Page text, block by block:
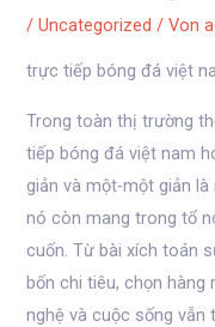
/Uncategorized / Von
trực tiếp bóng đá việt
Trong toàn thị trường
tiếp bóng đá việt nam
giản và một-một giản
nó còn mang trong tổ
cuốn. Từ bài xích toán
bốn chi tiêu, chọn hàng
nghệ và cuộc sống vẫn